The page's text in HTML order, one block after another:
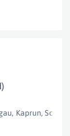
, Kaprun,